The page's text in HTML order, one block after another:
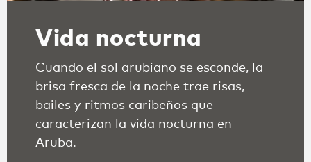
Vida nocturna
Cuando el sol arubiano se esconde, la
brisa fresca de la noche trae risas,
bailes y ritmos caribeños que
caracterizan la vida nocturna en
Aruba.